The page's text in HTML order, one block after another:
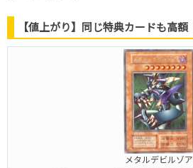
【値上がり】同じ特典カードも高額
メタルデビルゾア